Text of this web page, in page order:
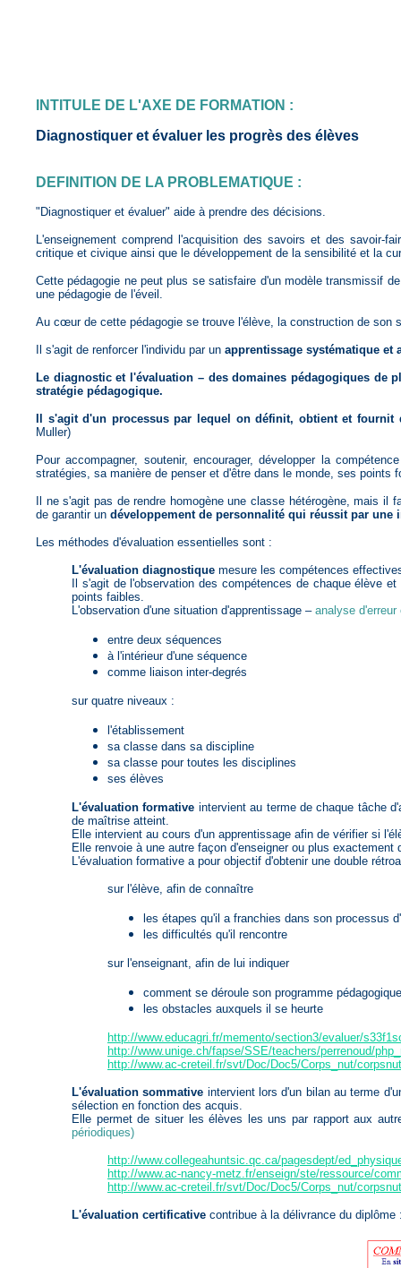
INTITULE DE L'AXE DE FORMATION :
Diagnostiquer et évaluer les progrès des élèves
DEFINITION DE LA PROBLEMATIQUE :
"Diagnostiquer et évaluer" aide à prendre des décisions.
L'enseignement comprend l'acquisition des savoirs et des savoir-
critique et civique ainsi que le développement de la sensibilité et la
Cette pédagogie ne peut plus se satisfaire d'un modèle transmissif
une pédagogie de l'éveil.
Au cœur de cette pédagogie se trouve l'élève, la construction de son
Il s'agit de renforcer l'individu par un apprentissage systématique et
Le diagnostic et l'évaluation – des domaines pédagogiques
stratégie pédagogique.
Il s'agit d'un processus par lequel on définit, obtient et
Muller)
Pour accompagner, soutenir, encourager, développer la
stratégies, sa manière de penser et d'être dans le monde, ses
Il ne s'agit pas de rendre homogène une classe hétérogène, mais
de garantir un développement de personnalité qui réussit par
Les méthodes d'évaluation essentielles sont :
L'évaluation diagnostique mesure les compétences
Il s'agit de l'observation des compétences de chaque élève
points faibles.
L'observation d'une situation d'apprentissage – analyse
entre deux séquences
à l'intérieur d'une séquence
comme liaison inter-degrés
sur quatre niveaux :
l'établissement
sa classe dans sa discipline
sa classe pour toutes les disciplines
ses élèves
L'évaluation formative intervient au terme de chaque tâche
de maîtrise atteint.
Elle intervient au cours d'un apprentissage afin de vérifier si
Elle renvoie à une autre façon d'enseigner ou plus
L'évaluation formative a pour objectif d'obtenir une double
sur l'élève, afin de connaître
les étapes qu'il a franchies dans son processus
les difficultés qu'il rencontre
sur l'enseignant, afin de lui indiquer
comment se déroule son programme pédagogique
les obstacles auxquels il se heurte
http://www.educagri.fr/memento/section3/evaluer/
http://www.unige.ch/fapse/SSE/teachers/perrenoud/
http://www.ac-creteil.fr/svt/Doc/Doc5/Corps_nut/
L'évaluation sommative intervient lors d'un bilan au terme
sélection en fonction des acquis.
Elle permet de situer les élèves les uns par rapport aux
périodiques)
http://www.collegeahuntsic.qc.ca/pagesdept/
http://www.ac-nancy-metz.fr/enseign/ste/ressource/
http://www.ac-creteil.fr/svt/Doc/Doc5/Corps_nut/
L'évaluation certificative contribue à la délivrance du diplôme